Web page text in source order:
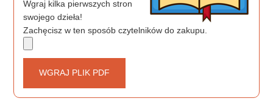
Wgraj kilka pierwszych stron
swojego dzieła!
Zachęcisz w ten sposób czytelników do zakupu.
WGRAJ PLIK PDF